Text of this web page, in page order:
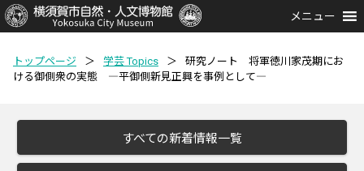
メニュー
トップページ ＞ 学芸 Topics ＞
研究ノート 将軍徳川家茂期にお
ける御側衆の実態 ―平御側新見正興を事例として―
すべての新着情報一覧